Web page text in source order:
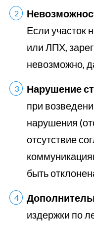
Если участок
или ЛПХ,
невозможно,
Нарушение
при
нарушения
отсутствие
быть
издержки по